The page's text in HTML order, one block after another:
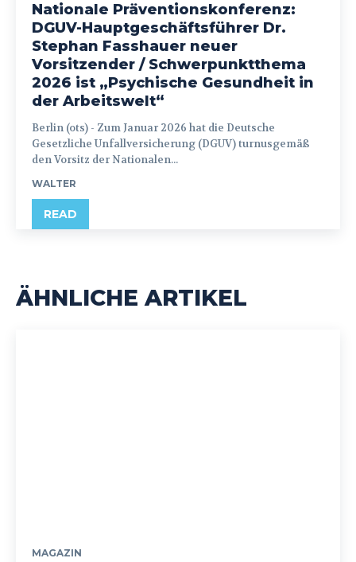
Nationale Präventionskonferenz:
DGUV-Hauptgeschäftsführer Dr.
Stephan Fasshauer neuer
Vorsitzender / Schwerpunktthema
2026 ist „Psychische Gesundheit in
der Arbeitswelt“
Berlin (ots) - Zum Januar 2026 hat die Deutsche
Gesetzliche Unfallversicherung (DGUV) turnusgemäß
den Vorsitz der Nationalen...
WALTER
READ
ÄHNLICHE ARTIKEL
MAGAZIN